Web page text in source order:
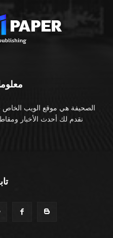
الصحيفة هي موقع الويب الخاص
نقدم لك أحدث الأخبار